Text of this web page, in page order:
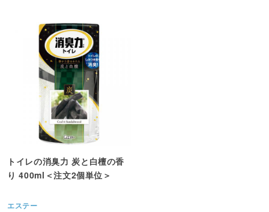
トイレの消臭力 炭と白檀の香
り 400ml＜注文2個単位＞
エステー